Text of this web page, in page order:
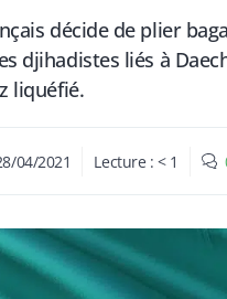
décide de plier
djihadistes liés à
liquéfié.
04/2021 Lecture : < 1